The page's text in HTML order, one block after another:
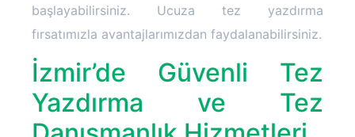
başlayabilirsiniz. Ucuza tez yazdırma
fırsatımızla avantajlarımızdan faydalanabilirsiniz.
İzmir’de Güvenli Tez
Yazdırma ve Tez